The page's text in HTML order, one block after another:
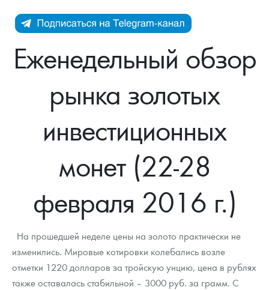
Каталог Монет
Монеты Россия и СССР
Иностранные
Памятные и старинные монеты
Памятные монеты России и СССР
Монеты и жетоны ЗМД
Золотые слитки
Аксессуары
Год Лошади
Флот: ледоколы и корабли
Инфо
Подлинность монет
Выкуп серебряных монет
Вопрос - ответ
Памятка для работы с монетами из драгметаллов
Монеты
Политика конфиденциальности
Услуги
Подбор монет
Георгий Победоносец - динамика цен
Скупка слитков
Наши преимущества
Пресс-служба
Еженедельный обзор
рынка золотых
инвестиционных
монет (22-28
февраля 2016 г.)
На прошедшей неделе цены на золото практически не
изменились. Мировые котировки колебались возле
отметки 1220 долларов за тройскую унцию, цена в рублях
также оставалась стабильной – 3000 руб. за грамм. С